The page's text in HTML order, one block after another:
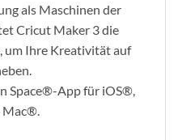
als Maschinen der
Cricut Maker 3 die
um Ihre Kreativität auf
Space®-App für iOS®,